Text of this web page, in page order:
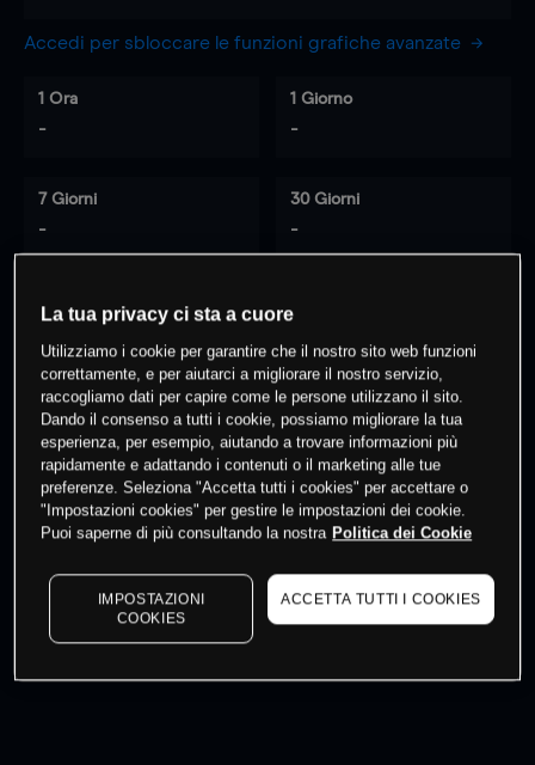
Accedi per sbloccare le funzioni grafiche avanzate
1 Ora
-
1 Giorno
-
7 Giorni
-
30 Giorni
-
% dei clienti hanno posizioni
questo prodotto
Fai trading
I prezzi sono solo indicativi. Accediper vedere gli ultimi
dati di mercato
to see latest market data
La tua privacy ci sta a cuore
Utilizziamo i cookie per garantire che il nostro sito web funzioni
correttamente, e per aiutarci a migliorare il nostro servizio,
raccogliamo dati per capire come le persone utilizzano il sito.
Dando il consenso a tutti i cookie, possiamo migliorare la tua
esperienza, per esempio, aiutando a trovare informazioni più
rapidamente e adattando i contenuti o il marketing alle tue
preferenze. Seleziona "Accetta tutti i cookies" per accettare o
"Impostazioni cookies" per gestire le impostazioni dei cookie.
Puoi saperne di più consultando la nostra Politica dei Cookie
IMPOSTAZIONI
COOKIES
ACCETTA TUTTI I COOKIES